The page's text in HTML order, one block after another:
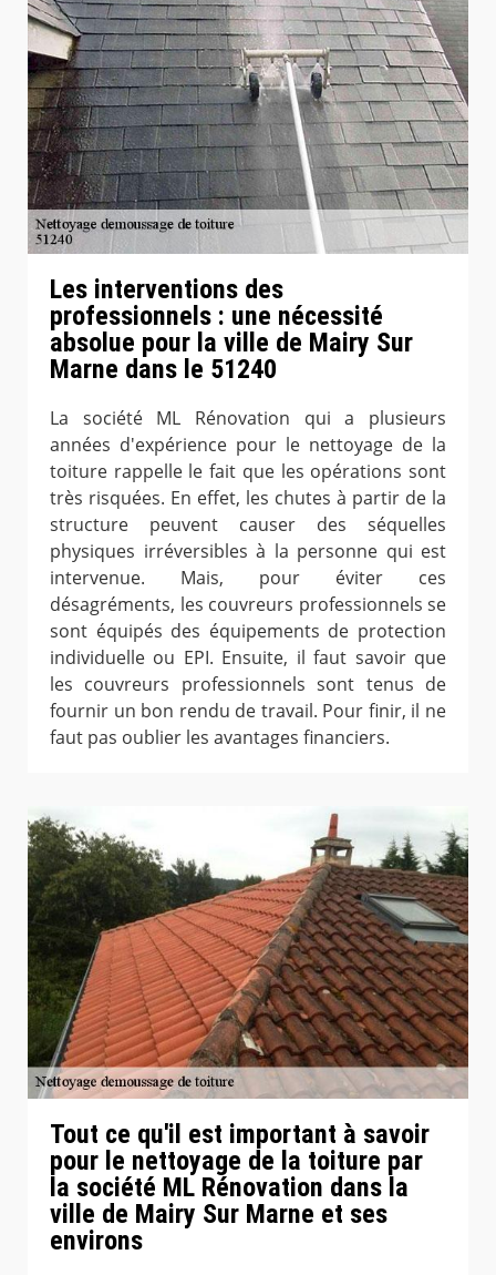
Les interventions des
professionnels : une nécessité
absolue pour la ville de Mairy Sur
Marne dans le 51240
La société ML Rénovation qui a plusieurs
années d'expérience pour le nettoyage de la
toiture rappelle le fait que les opérations sont
très risquées. En effet, les chutes à partir de la
structure peuvent causer des séquelles
physiques irréversibles à la personne qui est
intervenue. Mais, pour éviter ces
désagréments, les couvreurs professionnels se
sont équipés des équipements de protection
individuelle ou EPI. Ensuite, il faut savoir que
les couvreurs professionnels sont tenus de
fournir un bon rendu de travail. Pour finir, il ne
faut pas oublier les avantages financiers.
Tout ce qu'il est important à savoir
pour le nettoyage de la toiture par
la société ML Rénovation dans la
ville de Mairy Sur Marne et ses
environs